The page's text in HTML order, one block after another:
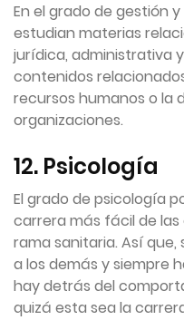
En el grado de gestión
estudian materias
jurídica, administrativa
contenidos
recursos humanos o la
organizaciones.
12. Psicología
El grado de psicología
carrera más fácil de
rama sanitaria. Así
a los demás y siempre
hay detrás del
quizá esta sea la